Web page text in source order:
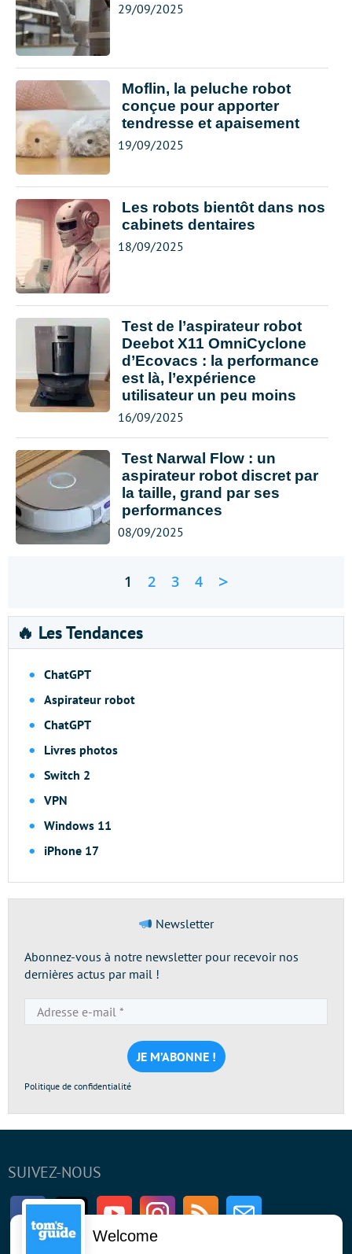
29/09/2025
Moflin, la peluche robot
conçue pour apporter
tendresse et apaisement
19/09/2025
Les robots bientôt dans nos
cabinets dentaires
18/09/2025
Test de l’aspirateur robot
Deebot X11 OmniCyclone
d’Ecovacs : la performance
est là, l’expérience
utilisateur un peu moins
16/09/2025
Test Narwal Flow : un
aspirateur robot discret par
la taille, grand par ses
performances
08/09/2025
1 2 3 4 >
🔥 Les Tendances
ChatGPT
Aspirateur robot
ChatGPT
Livres photos
Switch 2
VPN
Windows 11
iPhone 17
Newsletter
Abonnez-vous à notre newsletter pour recevoir nos
dernières actus par mail !
e-
mail
*
Politique de confidentialité
SUIVEZ-NOUS
FacebookTwitter Youtube InstagramRSS Newsletter
Welcome